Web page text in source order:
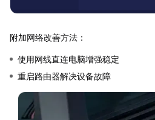
附加网络改善方法：
使用网线直连电脑增强稳定
重启路由器解决设备故障